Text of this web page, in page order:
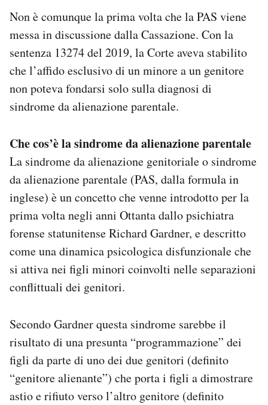
Non è comunque la prima volta che la PAS viene
messa in discussione dalla Cassazione. Con la
sentenza 13274 del 2019, la Corte aveva stabilito
che l’affido esclusivo di un minore a un genitore
non poteva fondarsi solo sulla diagnosi di
sindrome da alienazione parentale.
Che cos’è la sindrome da alienazione parentale
La sindrome da alienazione genitoriale o sindrome
da alienazione parentale (PAS, dalla formula in
inglese) è un concetto che venne introdotto per la
prima volta negli anni Ottanta dallo psichiatra
forense statunitense Richard Gardner, e descritto
come una dinamica psicologica disfunzionale che
si attiva nei figli minori coinvolti nelle separazioni
conflittuali dei genitori.
Secondo Gardner questa sindrome sarebbe il
risultato di una presunta “programmazione” dei
figli da parte di uno dei due genitori (definito
“genitore alienante”) che porta i figli a dimostrare
astio e rifiuto verso l’altro genitore (definito